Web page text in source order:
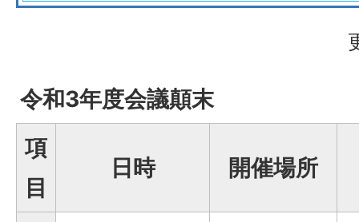
令和3年度会議顛末
項
目
日時 開催場所